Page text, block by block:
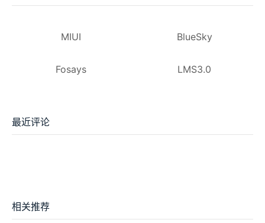
MIUI BlueSky
Fosays LMS3.0
最近评论
相关推荐